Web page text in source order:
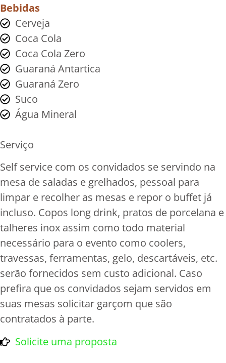
Bebidas
Cerveja
Coca Cola
Coca Cola Zero
Guaraná Antartica
Guaraná Zero
Suco
Água Mineral
Serviço
Self service com os convidados se servindo na
mesa de saladas e grelhados, pessoal para
limpar e recolher as mesas e repor o buffet já
incluso. Copos long drink, pratos de porcelana e
talheres inox assim como todo material
necessário para o evento como coolers,
travessas, ferramentas, gelo, descartáveis, etc.
serão fornecidos sem custo adicional. Caso
prefira que os convidados sejam servidos em
suas mesas solicitar garçom que são
contratados à parte.
Solicite uma proposta